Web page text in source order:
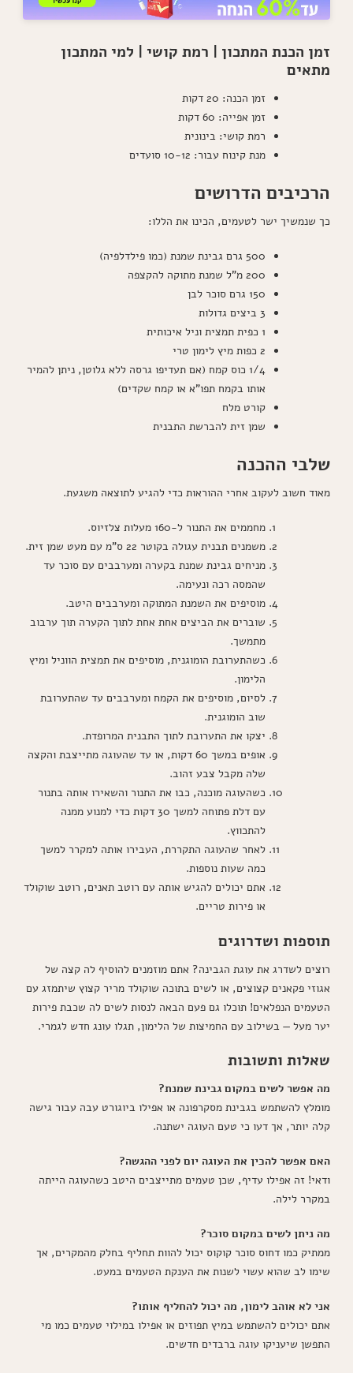
זמן הכנת המתכון | רמת קושי | למי המתכון
מתאים
זמן הכנה: 20 דקות
זמן אפייה: 60 דקות
רמת קושי: בינונית
מנת קינוח עבור: 10-12 סועדים
הרכיבים הדרושים
כך שנמשיך ישר לטעמים, הכינו את הללו:
500 גרם גבינת שמנת (כמו פילדלפיה)
200 מ"ל שמנת מתוקה להקצפה
150 גרם סוכר לבן
3 ביצים גדולות
1 כפית תמצית וניל איכותית
2 כפות מיץ לימון טרי
1/4 כוס קמח (אם תעדיפו גרסה ללא גלוטן, ניתן להמיר
אותו בקמח תפו”א או קמח שקדים)
קורט מלח
שמן זית להברשת התבנית
שלבי ההכנה
מאוד חשוב לעקוב אחרי ההוראות כדי להגיע לתוצאה משגעת.
מחממים את התנור ל-160 מעלות צלזיוס.
משמנים תבנית עגולה בקוטר 22 ס"מ עם מעט שמן זית.
מניחים גבינת שמנת בקערה ומערבבים עם סוכר עד
שהמסה רכה ונעימה.
מוסיפים את השמנת המתוקה ומערבבים היטב.
שוברים את הביצים אחת אחת לתוך הקערה תוך ערבוב
מתמשך.
כשהתערובת הומוגנית, מוסיפים את תמצית הווניל ומיץ
הלימון.
לסיום, מוסיפים את הקמח ומערבבים עד שהתערובת
שוב הומוגנית.
יצקו את התערובת לתוך התבנית המרופדת.
אופים במשך 60 דקות, או עד שהעוגה מתייצבת והקצה
שלה מקבל צבע זהוב.
כשהעוגה מוכנה, כבו את התנור והשאירו אותה בתנור
עם דלת פתוחה למשך 30 דקות כדי למנוע ממנה
להתכווץ.
לאחר שהעוגה התקררת, העבירו אותה למקרר למשך
כמה שעות נוספות.
אתם יכולים להגיש אותה עם רוטב תאנים, רוטב שוקולד
או פירות טריים.
תוספות ושדרוגים
רוצים לשדרג את עוגת הגבינה? אתם מוזמנים להוסיף לה קצה של
אגוזי פקאנים קצוצים, או לשים בתוכה שוקולד מריר קצוץ שיתמזג עם
הטעמים הנפלאים! תוכלו גם פעם הבאה לנסות לשים לה שכבת פירות
יער מעל — בשילוב עם החמיצות של הלימון, תגלו עונג חדש לגמרי.
שאלות ותשובות
מה אפשר לשים במקום גבינת שמנת?
מומלץ להשתמש בגבינת מסקרפונה או אפילו ביוגורט עבה עבור גישה
קלה יותר, אך דעו כי טעם העוגה ישתנה.
האם אפשר להכין את העוגה יום לפני ההגשה?
ודאי! זה אפילו עדיף, שכן טעמים מתייצבים היטב כשהעוגה הייתה
במקרר לילה.
מה ניתן לשים במקום סוכר?
ממתיק כמו דחוס סוכר קוקוס יכול להוות תחליף בחלק מהמקרים, אך
שימו לב שהוא עשוי לשנות את הענקת הטעמים במעט.
אני לא אוהב לימון, מה יכול להחליף אותו?
אתם יכולים להשתמש במיץ תפוזים או אפילו במילוי טעמים כמו מי
התפשן שיעניקו עוגה ברבדים חדשים.